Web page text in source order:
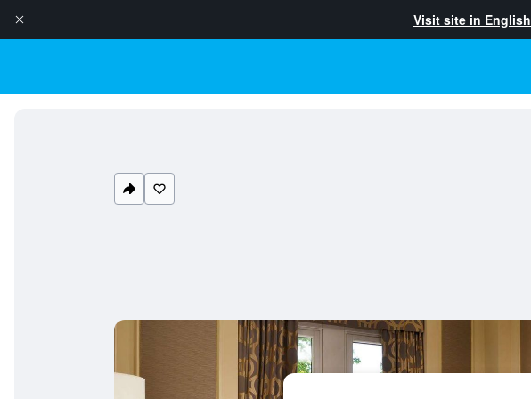
Visit site in English